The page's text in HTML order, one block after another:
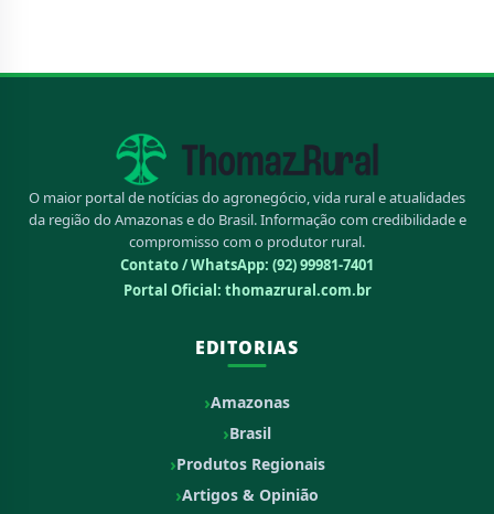
O maior portal de notícias do agronegócio, vida rural e atualidades
da região do Amazonas e do Brasil. Informação com credibilidade e
compromisso com o produtor rural.
Contato / WhatsApp: (92) 99981-7401
Portal Oficial: thomazrural.com.br
EDITORIAS
Amazonas
Brasil
Produtos Regionais
Artigos & Opinião